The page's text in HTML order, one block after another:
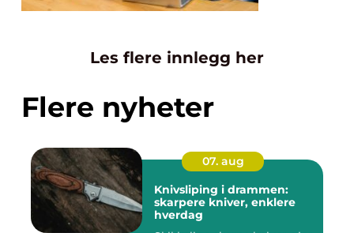
Les flere innlegg her
Flere nyheter
07. aug
Knivsliping i drammen:
skarpere kniver, enklere
hverdag